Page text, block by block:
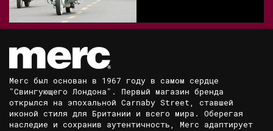
Merc был основан в 1967 году в самом сердце
"Свингующего Лондона". Первый магазин бренда
открылся на эпохальной Carnaby Street, ставшей
иконой стиля для Британии и всего мира. Оберегая
наследие и сохранив аутентичность, Merc адаптирует